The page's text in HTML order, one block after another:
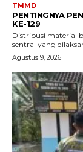
TMMD
PENTINGNYA
KE-129
Distribusi material
sentral yang
Agustus 9, 2026